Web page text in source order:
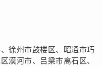
徐州市鼓楼区、昭通市巧
漠河市、吕梁市离石区、